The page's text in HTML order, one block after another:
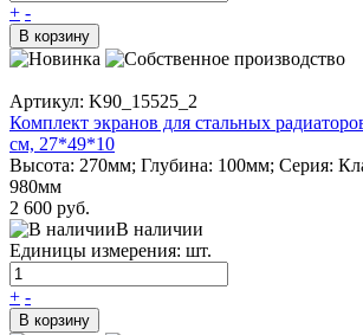
+ -
В корзину
Артикул: K90_15525_2
Комплект экранов для стальных
см, 27*49*10
Высота: 270мм; Глубина: 100мм; Серия:
980мм
2 600 руб.
В наличии
Единицы измерения: шт.
+ -
В корзину